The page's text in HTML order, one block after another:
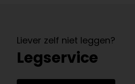
Liever zelf niet leggen?
Legservice